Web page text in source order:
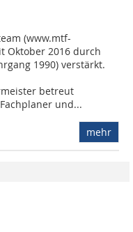
(www.mtf-
Oktober 2016 durch
1990) verstärkt.
betreut
und...
mehr